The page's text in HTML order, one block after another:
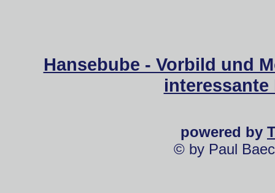
Hansebube - Vorbild und
powered by
© by Paul